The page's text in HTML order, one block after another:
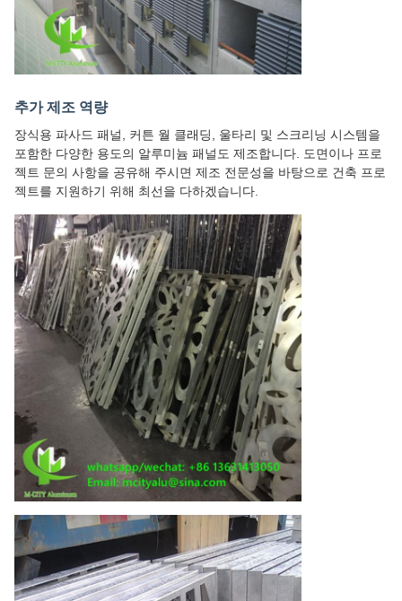
추가 제조 역량
장식용 파사드 패널, 커튼 월 클래딩, 울타리 및 스크리닝 시스템을
포함한 다양한 용도의 알루미늄 패널도 제조합니다. 도면이나 프로
젝트 문의 사항을 공유해 주시면 제조 전문성을 바탕으로 건축 프로
젝트를 지원하기 위해 최선을 다하겠습니다.